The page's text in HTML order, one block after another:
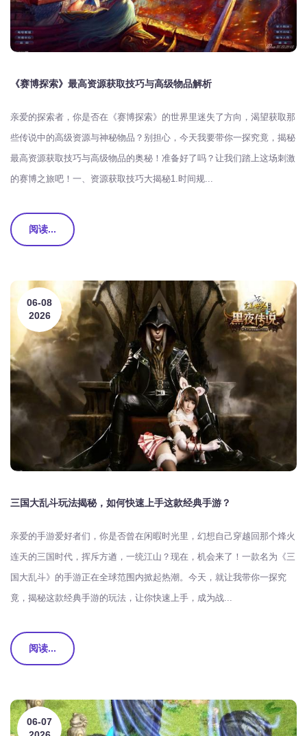
《赛博探索》最高资源获取技巧与高级物品解析
亲爱的探索者，你是否在《赛博探索》的世界里迷失了方向，渴望获取那
些传说中的高级资源与神秘物品？别担心，今天我要带你一探究竟，揭秘
最高资源获取技巧与高级物品的奥秘！准备好了吗？让我们踏上这场刺激
的赛博之旅吧！一、资源获取技巧大揭秘1.时间规...
阅读...
06-08
2026
三国大乱斗玩法揭秘，如何快速上手这款经典手游？
亲爱的手游爱好者们，你是否曾在闲暇时光里，幻想自己穿越回那个烽火
连天的三国时代，挥斥方遒，一统江山？现在，机会来了！一款名为《三
国大乱斗》的手游正在全球范围内掀起热潮。今天，就让我带你一探究
竟，揭秘这款经典手游的玩法，让你快速上手，成为战...
阅读...
06-07